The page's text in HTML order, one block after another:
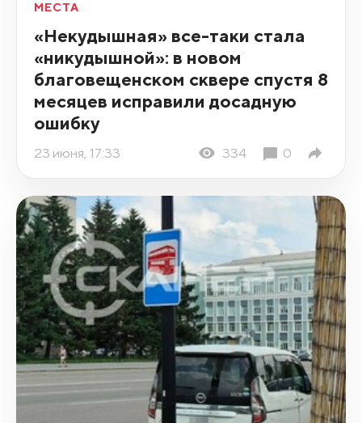
МЕСТА
«Некудышная» все-таки стала
«никудышной»: в новом
благовещенском сквере спустя 8
месяцев исправили досадную
ошибку
23 июня, 17:33 334 0